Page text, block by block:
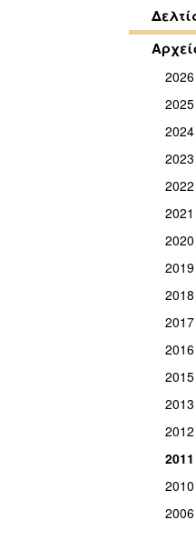
2026
2025
2024
2023
2022
2021
2020
2019
2018
2017
2016
2015
2013
2012
2011
2010
2006